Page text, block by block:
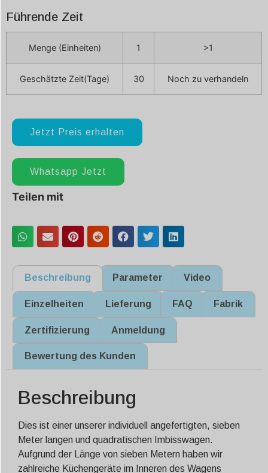
Führende Zeit
Menge (Einheiten) 1 >1
Geschätzte Zeit(Tage) 30 Noch zu verhandeln
Jetzt Preis erhalten
Whatsapp Jetzt
Teilen mit
Beschreibung Parameter Video
Einzelheiten Lieferung FAQ Fabrik
Zertifizierung Anmeldung
Bewertung des Kunden
Beschreibung
Dies ist einer unserer individuell angefertigten, sieben
Meter langen und quadratischen Imbisswagen.
Aufgrund der Länge von sieben Metern haben wir
zahlreiche Küchengeräte im Inneren des Wagens